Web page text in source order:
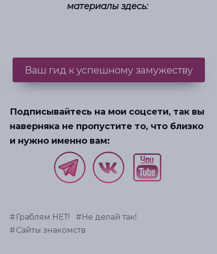
материалы здесь:
Ваш гид к успешному замужеству
Подписывайтесь на мои соцсети, так вы
наверняка не пропустите то, что близко
и нужно именно вам:
Граблям НЕТ!
Не делай так!
Сайты знакомств